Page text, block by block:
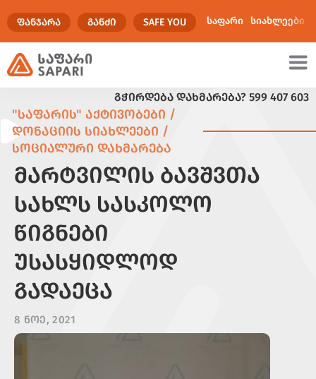
ᲤᲐᲜᲯᲐᲠᲐ ᲒᲐᲜᲫᲘ SAFE YOU საფარი სიახლეები
ᲒᲭᲘᲠᲓᲔᲑᲐ ᲓᲐᲮᲛᲐᲠᲔᲑᲐ? 599 407 603
"ᲡᲐᲤᲐᲠᲘᲡ" ᲐᲥᲢᲘᲕᲝᲑᲔᲑᲘ /
ᲓᲝᲜᲐᲪᲘᲘᲡ ᲡᲘᲐᲮᲚᲔᲔᲑᲘ /
ᲡᲝᲪᲘᲐᲚᲣᲠᲘ ᲓᲐᲮᲛᲐᲠᲔᲑᲐ
ᲛᲐᲠᲢᲕᲘᲚᲘᲡ ᲑᲐᲕᲨᲕᲗᲐ
ᲡᲐᲮᲚᲡ ᲡᲐᲡᲙᲝᲚᲝ
ᲬᲘᲒᲜᲔᲑᲘ
ᲣᲡᲐᲡᲧᲘᲓᲚᲝᲓ
ᲒᲐᲓᲐᲔᲪᲐ
8 ᲜᲝᲔ, 2021